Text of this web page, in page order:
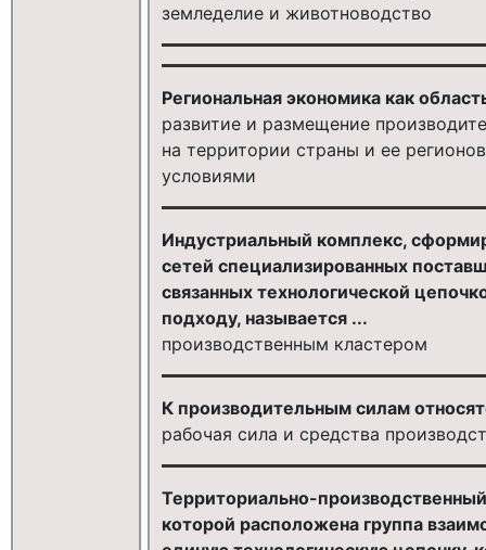
земледелие и животноводство
Региональная экономика как
развитие и размещение
на территории страны и ее
условиями
Индустриальный комплекс,
сетей специализированных
связанных технологической
подходу, называется ...
производственным кластером
К производительным силам
рабочая сила и средства
Территориально-
которой расположена группа